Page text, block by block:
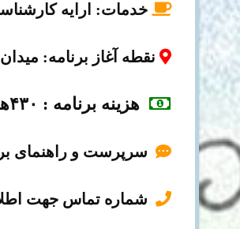
خدمات: ارایه
نقطه آغاز برنامه:
هزینه برنامه : ۴۳۰هزار تومان
سرپرست و راهنمای
شماره تماس جهت اطلاعات